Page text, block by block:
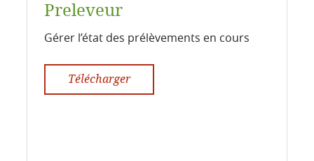
Preleveur
Gérer l’état des prélèvements en cours
Télécharger